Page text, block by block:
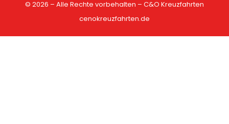
© 2026 – Alle Rechte vorbehalten – C&O Kreuzfahrten
cenokreuzfahrten.de